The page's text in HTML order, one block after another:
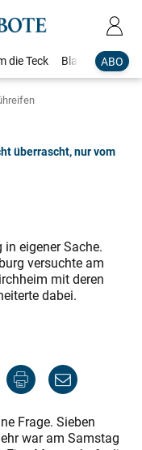
ABO
die Teck Blaulicht
überrascht, nur vom
eigener Sache.
versuchte am
mit deren
dabei.
Frage. Sieben
war am Samstag